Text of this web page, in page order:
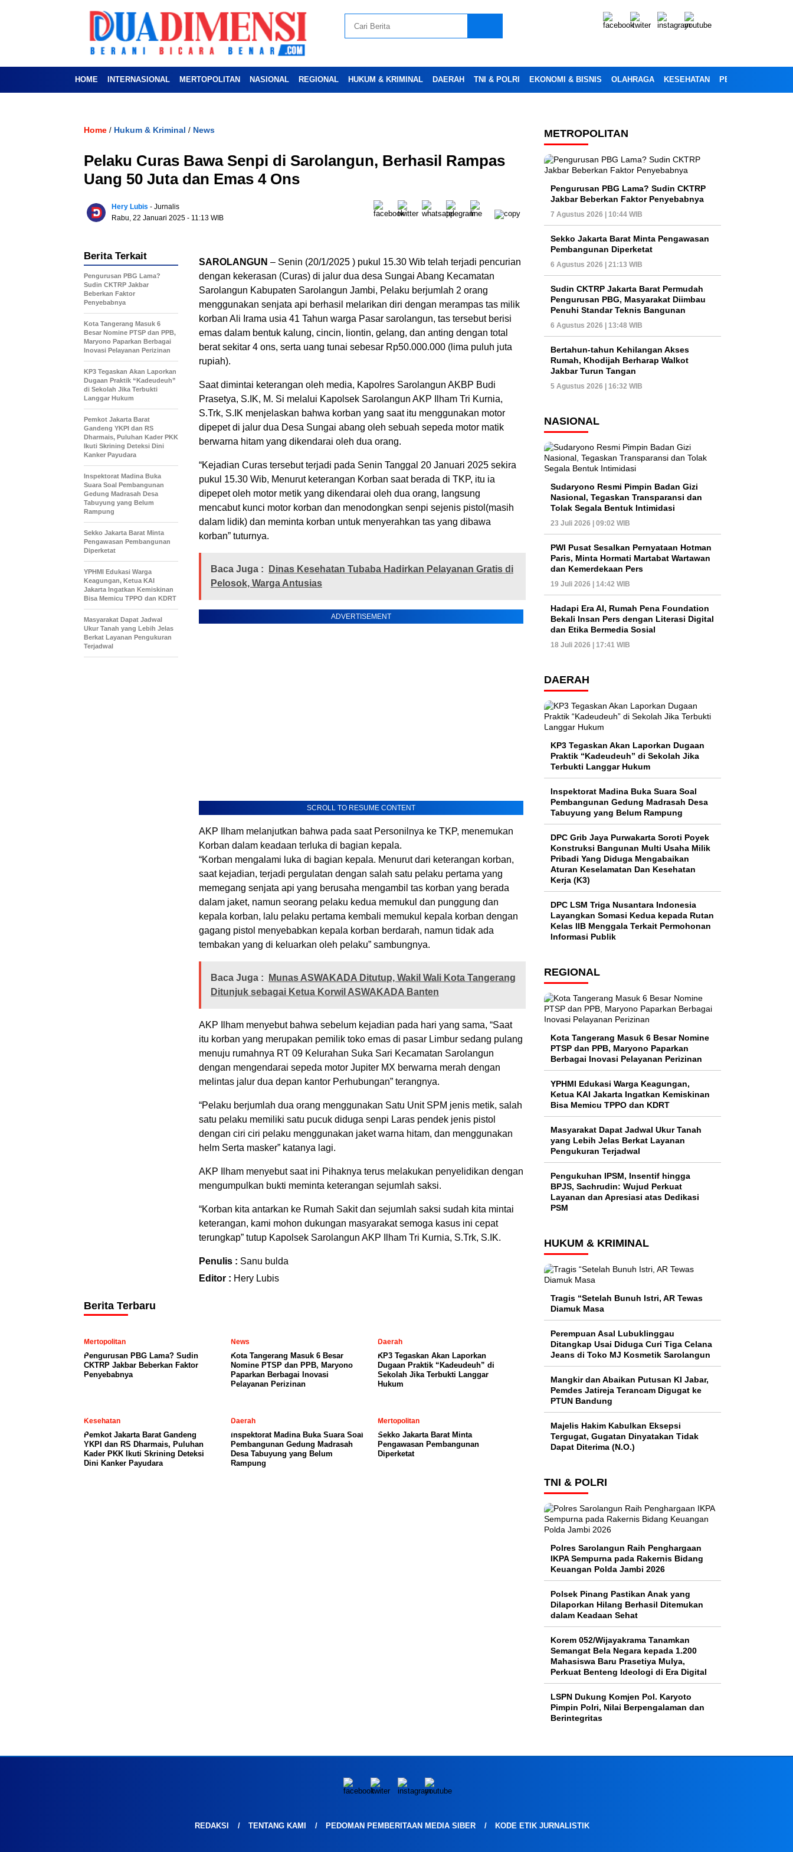
HOME INTERNASIONAL MERTOPOLITAN NASIONAL REGIONAL HUKUM & KRIMINAL DAERAH TNI & POLRI EKONOMI & BISNIS OLAHRAGA KESEHATAN PENDIDIKAN
Home / Hukum & Kriminal / News
Pelaku Curas Bawa Senpi di Sarolangun, Berhasil Rampas
Uang 50 Juta dan Emas 4 Ons
Hery Lubis - Jurnalis
Rabu, 22 Januari 2025 - 11:13 WIB
SAROLANGUN – Senin (20/1/2025 ) pukul 15.30 Wib telah terjadi pencurian
dengan kekerasan (Curas) di jalur dua desa Sungai Abang Kecamatan
Sarolangun Kabupaten Sarolangun Jambi, Pelaku berjumlah 2 orang
menggunakan senjata api berhasil melarikan diri dengan merampas tas milik
korban Ali Irama usia 41 Tahun warga Pasar sarolangun, tas tersebut berisi
emas dalam bentuk kalung, cincin, liontin, gelang, dan anting dengan total
berat sekitar 4 ons, serta uang tunai sebesar Rp50.000.000 (lima puluh juta
rupiah).
Saat dimintai keterangan oleh media, Kapolres Sarolangun AKBP Budi
Prasetya, S.IK, M. Si melalui Kapolsek Sarolangun AKP Ilham Tri Kurnia,
S.Trk, S.IK menjelaskan bahwa korban yang saat itu menggunakan motor
dipepet di jalur dua Desa Sungai abang oleh sebuah sepeda motor matik
berwarna hitam yang dikendarai oleh dua orang.
“Kejadian Curas tersebut terjadi pada Senin Tanggal 20 Januari 2025 sekira
pukul 15.30 Wib, Menurut keterangan Korban saat berada di TKP, itu ia
dipepet oleh motor metik yang dikendarai oleh dua orang, langsung
mencabut kunci motor korban dan menodongkan senpi sejenis pistol(masih
dalam lidik) dan meminta korban untuk menyerahkan tas yang dibawa
korban” tuturnya.
Baca Juga :
Dinas Kesehatan Tubaba Hadirkan Pelayanan Gratis di
Pelosok, Warga Antusias
ADVERTISEMENT
SCROLL TO RESUME CONTENT
AKP Ilham melanjutkan bahwa pada saat Personilnya ke TKP, menemukan
Korban dalam keadaan terluka di bagian kepala.
“Korban mengalami luka di bagian kepala. Menurut dari keterangan korban,
saat kejadian, terjadi pergulatan dengan salah satu pelaku pertama yang
memegang senjata api yang berusaha mengambil tas korban yang berada
dalam jaket, namun seorang pelaku kedua memukul dan punggung dan
kepala korban, lalu pelaku pertama kembali memukul kepala korban dengan
gagang pistol menyebabkan kepala korban berdarah, namun tidak ada
tembakan yang di keluarkan oleh pelaku” sambungnya.
Baca Juga :
Munas ASWAKADA Ditutup, Wakil Wali Kota Tangerang
Ditunjuk sebagai Ketua Korwil ASWAKADA Banten
AKP Ilham menyebut bahwa sebelum kejadian pada hari yang sama, “Saat
itu korban yang merupakan pemilik toko emas di pasar Limbur sedang pulang
menuju rumahnya RT 09 Kelurahan Suka Sari Kecamatan Sarolangun
dengan mengendarai sepeda motor Jupiter MX berwarna merah dengan
melintas jalur dua depan kantor Perhubungan” terangnya.
“Pelaku berjumlah dua orang menggunakan Satu Unit SPM jenis metik, salah
satu pelaku memiliki satu pucuk diduga senpi Laras pendek jenis pistol
dengan ciri ciri pelaku menggunakan jaket warna hitam, dan menggunakan
helm Serta masker” katanya lagi.
AKP Ilham menyebut saat ini Pihaknya terus melakukan penyelidikan dengan
mengumpulkan bukti meminta keterangan sejumlah saksi.
“Korban kita antarkan ke Rumah Sakit dan sejumlah saksi sudah kita mintai
keterangan, kami mohon dukungan masyarakat semoga kasus ini cepat
terungkap” tutup Kapolsek Sarolangun AKP Ilham Tri Kurnia, S.Trk, S.IK.
Penulis : Sanu bulda
Editor : Hery Lubis
Berita Terkait
Pengurusan PBG Lama?
Sudin CKTRP Jakbar
Beberkan Faktor
Penyebabnya
Kota Tangerang Masuk 6
Besar Nomine PTSP dan PPB,
Maryono Paparkan Berbagai
Inovasi Pelayanan Perizinan
KP3 Tegaskan Akan Laporkan
Dugaan Praktik “Kadeudeuh”
di Sekolah Jika Terbukti
Langgar Hukum
Pemkot Jakarta Barat
Gandeng YKPI dan RS
Dharmais, Puluhan Kader PKK
Ikuti Skrining Deteksi Dini
Kanker Payudara
Inspektorat Madina Buka
Suara Soal Pembangunan
Gedung Madrasah Desa
Tabuyung yang Belum
Rampung
Sekko Jakarta Barat Minta
Pengawasan Pembangunan
Diperketat
YPHMI Edukasi Warga
Keagungan, Ketua KAI
Jakarta Ingatkan Kemiskinan
Bisa Memicu TPPO dan KDRT
Masyarakat Dapat Jadwal
Ukur Tanah yang Lebih Jelas
Berkat Layanan Pengukuran
Terjadwal
Berita Terbaru
Mertopolitan
Pengurusan PBG Lama? Sudin
CKTRP Jakbar Beberkan Faktor
Penyebabnya
News
Kota Tangerang Masuk 6 Besar
Nomine PTSP dan PPB, Maryono
Paparkan Berbagai Inovasi
Pelayanan Perizinan
Daerah
KP3 Tegaskan Akan Laporkan
Dugaan Praktik “Kadeudeuh” di
Sekolah Jika Terbukti Langgar
Hukum
Kesehatan
Pemkot Jakarta Barat Gandeng
YKPI dan RS Dharmais, Puluhan
Kader PKK Ikuti Skrining Deteksi
Dini Kanker Payudara
Daerah
Inspektorat Madina Buka Suara Soal
Pembangunan Gedung Madrasah
Desa Tabuyung yang Belum
Rampung
Mertopolitan
Sekko Jakarta Barat Minta
Pengawasan Pembangunan
Diperketat
METROPOLITAN
Pengurusan PBG Lama? Sudin CKTRP
Jakbar Beberkan Faktor Penyebabnya
7 Agustus 2026 | 10:44 WIB
Sekko Jakarta Barat Minta Pengawasan
Pembangunan Diperketat
6 Agustus 2026 | 21:13 WIB
Sudin CKTRP Jakarta Barat Permudah
Pengurusan PBG, Masyarakat Diimbau
Penuhi Standar Teknis Bangunan
6 Agustus 2026 | 13:48 WIB
Bertahun-tahun Kehilangan Akses
Rumah, Khodijah Berharap Walkot
Jakbar Turun Tangan
5 Agustus 2026 | 16:32 WIB
NASIONAL
Sudaryono Resmi Pimpin Badan Gizi
Nasional, Tegaskan Transparansi dan
Tolak Segala Bentuk Intimidasi
23 Juli 2026 | 09:02 WIB
PWI Pusat Sesalkan Pernyataan Hotman
Paris, Minta Hormati Martabat Wartawan
dan Kemerdekaan Pers
19 Juli 2026 | 14:42 WIB
Hadapi Era AI, Rumah Pena Foundation
Bekali Insan Pers dengan Literasi Digital
dan Etika Bermedia Sosial
18 Juli 2026 | 17:41 WIB
DAERAH
KP3 Tegaskan Akan Laporkan Dugaan
Praktik “Kadeudeuh” di Sekolah Jika
Terbukti Langgar Hukum
Inspektorat Madina Buka Suara Soal
Pembangunan Gedung Madrasah Desa
Tabuyung yang Belum Rampung
DPC Grib Jaya Purwakarta Soroti Poyek
Konstruksi Bangunan Multi Usaha Milik
Pribadi Yang Diduga Mengabaikan
Aturan Keselamatan Dan Kesehatan
Kerja (K3)
DPC LSM Triga Nusantara Indonesia
Layangkan Somasi Kedua kepada Rutan
Kelas IIB Menggala Terkait Permohonan
Informasi Publik
REGIONAL
Kota Tangerang Masuk 6 Besar Nomine
PTSP dan PPB, Maryono Paparkan
Berbagai Inovasi Pelayanan Perizinan
YPHMI Edukasi Warga Keagungan,
Ketua KAI Jakarta Ingatkan Kemiskinan
Bisa Memicu TPPO dan KDRT
Masyarakat Dapat Jadwal Ukur Tanah
yang Lebih Jelas Berkat Layanan
Pengukuran Terjadwal
Pengukuhan IPSM, Insentif hingga
BPJS, Sachrudin: Wujud Perkuat
Layanan dan Apresiasi atas Dedikasi
PSM
HUKUM & KRIMINAL
Tragis “Setelah Bunuh Istri, AR Tewas
Diamuk Masa
Perempuan Asal Lubuklinggau
Ditangkap Usai Diduga Curi Tiga Celana
Jeans di Toko MJ Kosmetik Sarolangun
Mangkir dan Abaikan Putusan KI Jabar,
Pemdes Jatireja Terancam Digugat ke
PTUN Bandung
Majelis Hakim Kabulkan Eksepsi
Tergugat, Gugatan Dinyatakan Tidak
Dapat Diterima (N.O.)
TNI & POLRI
Polres Sarolangun Raih Penghargaan
IKPA Sempurna pada Rakernis Bidang
Keuangan Polda Jambi 2026
Polsek Pinang Pastikan Anak yang
Dilaporkan Hilang Berhasil Ditemukan
dalam Keadaan Sehat
Korem 052/Wijayakrama Tanamkan
Semangat Bela Negara kepada 1.200
Mahasiswa Baru Prasetiya Mulya,
Perkuat Benteng Ideologi di Era Digital
LSPN Dukung Komjen Pol. Karyoto
Pimpin Polri, Nilai Berpengalaman dan
Berintegritas
REDAKSI TENTANG KAMI PEDOMAN PEMBERITAAN MEDIA SIBER KODE ETIK JURNALISTIK